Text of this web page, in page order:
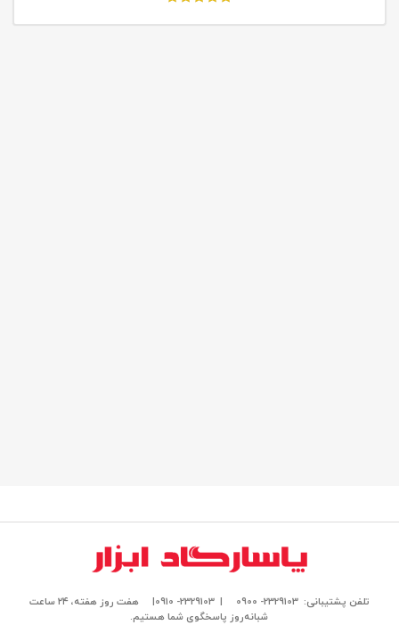
تلفن پشتیبانی: 2329103- 0900 | 2329103- 0910|
هفت روز هفته، ۲۴ ساعت
شبانه‌روز پاسخگوی شما هستیم.